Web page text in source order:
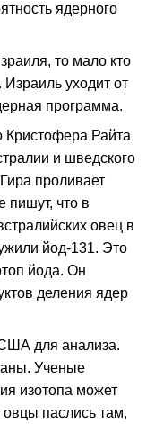
ядерного
то мало кто
уходит от
программа.
Кристофера Райта
и шведского
проливает
пишут, что в
овец в
йод-131. Это
йода. Он
деления ядер
для анализа.
Ученые
изотопа может
овцы паслись там,